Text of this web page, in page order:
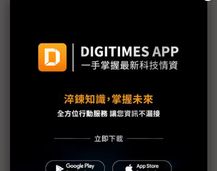
多國盼晉升AI晶片大國 台積電婉拒「這3國」設廠邀
三星陷6億美元稅務訴訟 傳印度以設半導體廠施壓
瑞薩與印度簽MOU 導入Altium 365平台培育半導體